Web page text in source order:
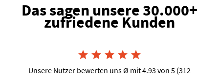
Das sagen unsere 30.000+
zufriedene Kunden
    
Unsere Nutzer bewerten uns Ø mit 4.93 von 5 (312